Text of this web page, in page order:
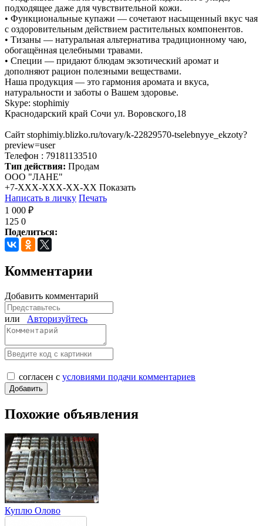
подходящее даже для чувствительной кожи.
• Функциональные купажи — сочетают насыщенный вкус чая
с оздоровительным действием растительных компонентов.
• Тизаны — натуральная альтернатива традиционному чаю,
обогащённая целебными травами.
• Специи — придают блюдам экзотический аромат и
дополняют рацион полезными веществами.
Наша продукция — это гармония аромата и вкуса,
натуральности и заботы о Вашем здоровье.
Skype: stophimiy
Краснодарский край Сочи ул. Воровского,18
Сайт stophimiy.blizko.ru/tovary/k-22829570-tselebnyye_ekzoty?
preview=user
Телефон : 79181133510
Тип действия: Продам
ООО "ЛАНЕ"
+7-XXX-XXX-XX-XX Показать
Написать в личку Печать
1 000 ₽
125 0
Поделиться:
Комментарии
Добавить комментарий
или Авторизуйтесь
согласен с условиями подачи комментариев
Похожие объявления
Куплю Олово